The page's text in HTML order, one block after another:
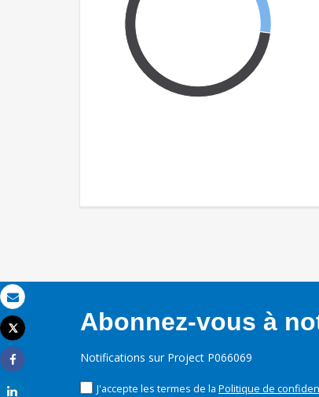
Email
Imprimer
Tweet
Share
Abonnez-vous à
Notifications sur Project P066069
J'accepte les termes de la Politique de